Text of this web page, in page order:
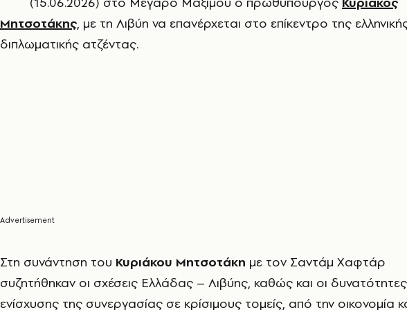
Μητσοτάκης, με τη Λιβύη να επανέρχεται στο επίκεντρο της
διπλωματικής ατζέντας.
Στη συνάντηση του Κυριάκου Μητσοτάκη με τον Σαντάμ Χαφτάρ
συζητήθηκαν οι σχέσεις Ελλάδας – Λιβύης, καθώς και οι δυνατότητες
ενίσχυσης της συνεργασίας σε κρίσιμους τομείς, από την οικονομία